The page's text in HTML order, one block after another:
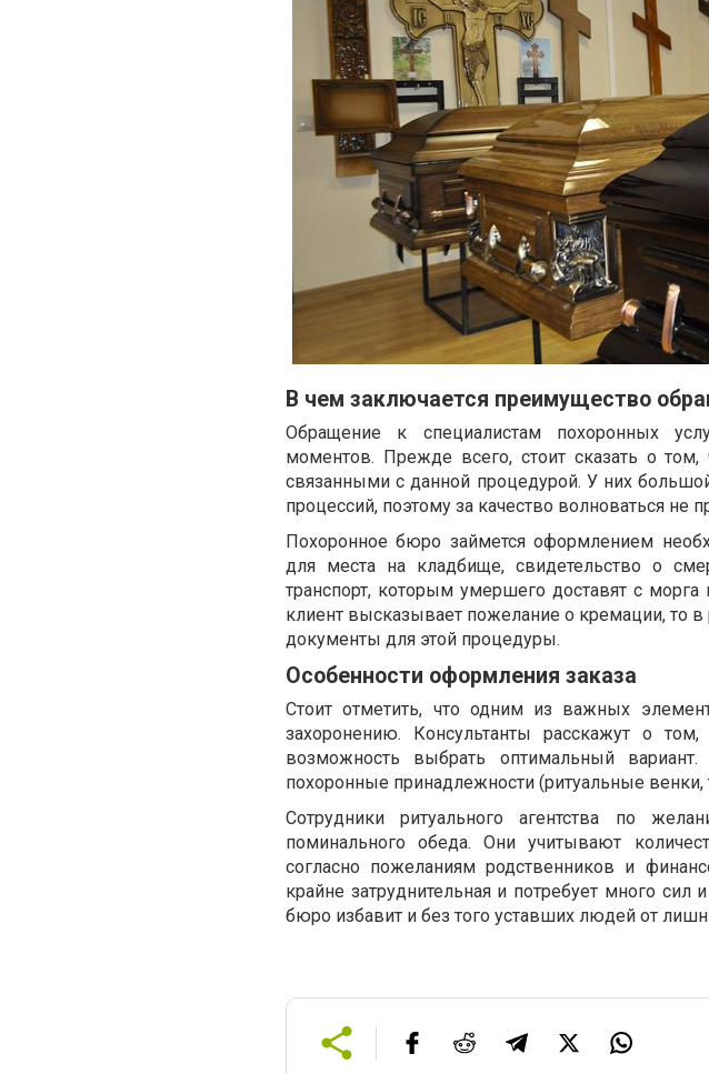
В чем заключается преимущество
Обращение к специалистам похоронных
моментов. Прежде всего, стоит сказать о том,
связанными с данной процедурой. У них
процессий, поэтому за качество волноваться не
Похоронное бюро займется оформлением
для места на кладбище, свидетельство о
транспорт, которым умершего доставят с
клиент высказывает пожелание о кремации, то в
документы для этой процедуры.
Особенности оформления заказа
Стоит отметить, что одним из важных
захоронению. Консультанты расскажут о
возможность выбрать оптимальный
похоронные принадлежности (ритуальные венки,
Сотрудники ритуального агентства по
поминального обеда. Они учитывают
согласно пожеланиям родственников и
крайне затруднительная и потребует много
бюро избавит и без того уставших людей от